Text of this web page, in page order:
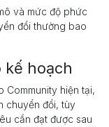
và mức độ phức
đổi thường bao
hoạch
Community hiện tại,
chuyển đổi, tùy
cần đạt được sau